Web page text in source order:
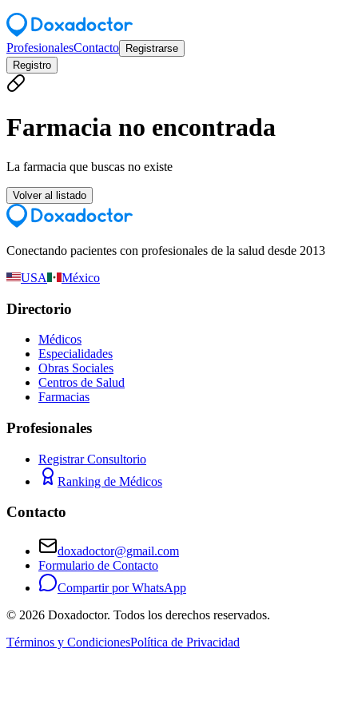
ProfesionalesContacto
Registrarse
Registro
Farmacia no encontrada
La farmacia que buscas no existe
Volver al listado
Conectando pacientes con profesionales de la salud desde 2013
USA
México
Directorio
Médicos
Especialidades
Obras Sociales
Centros de Salud
Farmacias
Profesionales
Registrar Consultorio
Ranking de Médicos
Contacto
doxadoctor@gmail.com
Formulario de Contacto
Compartir por WhatsApp
© 2026 Doxadoctor. Todos los derechos reservados.
Términos y CondicionesPolítica de Privacidad